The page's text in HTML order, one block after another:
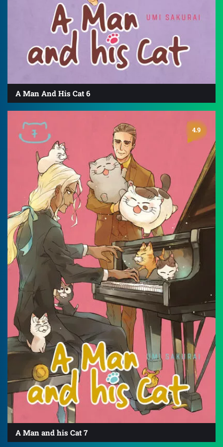
A Man And His Cat 6
4.9
A Man and his Cat 7